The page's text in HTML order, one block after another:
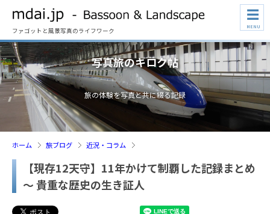
ファゴットと風景写真のライフワーク
☰
MENU
写真旅のキロク帖
旅の体験を写真と共に綴る記録
ホーム 旅ブログ 近況・コラム
【現存12天守】11年かけて制覇した記録まとめ
～ 貴重な歴史の生き証人